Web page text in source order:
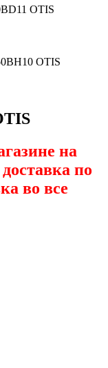
OTIS
OTIS
на
по
во все